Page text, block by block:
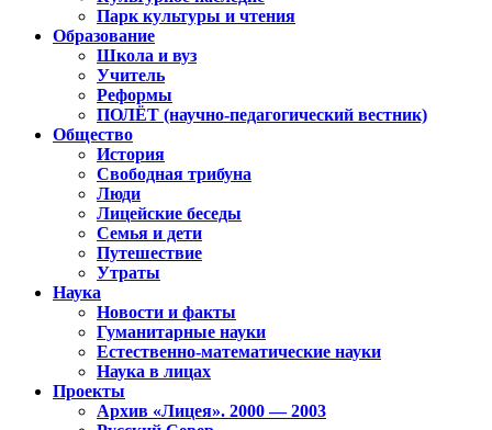
Парк культуры и чтения
Образование
Школа и вуз
Учитель
Реформы
ПОЛЁТ (научно-педагогический вестник)
Общество
История
Свободная трибуна
Люди
Лицейские беседы
Семья и дети
Путешествие
Утраты
Наука
Новости и факты
Гуманитарные науки
Естественно-математические науки
Наука в лицах
Проекты
Архив «Лицея». 2000 — 2003